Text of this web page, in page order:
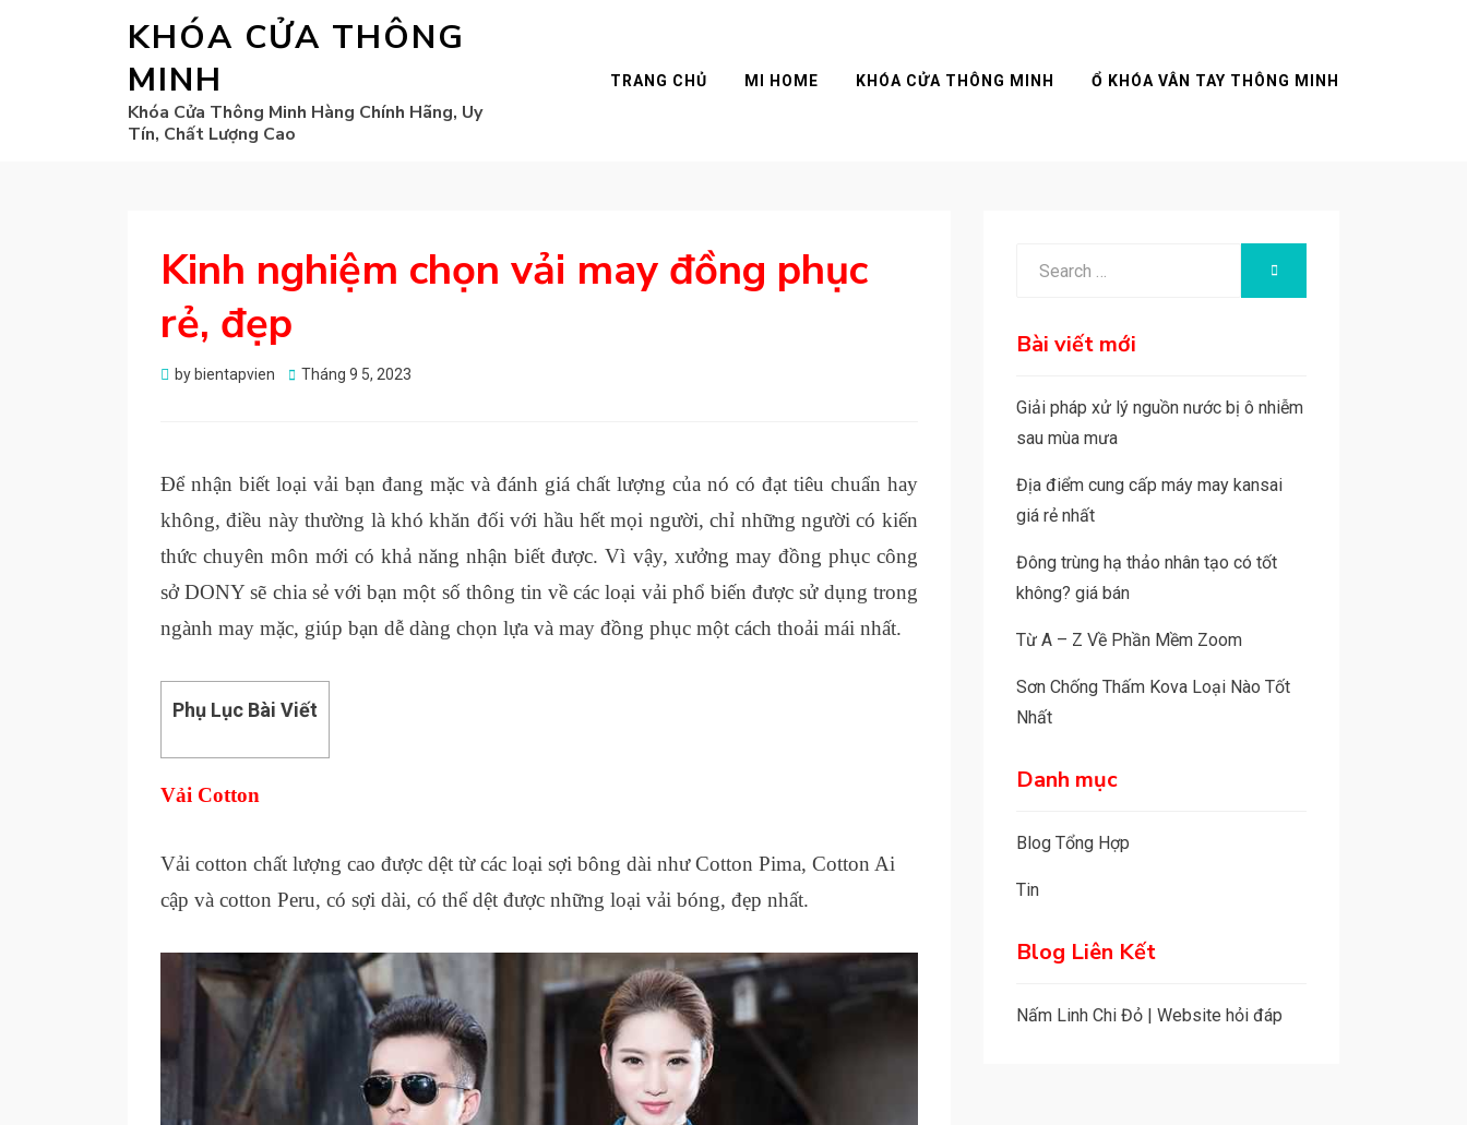
KHÓA CỬA THÔNG
MINH
Khóa Cửa Thông Minh Hàng Chính Hãng, Uy
Tín, Chất Lượng Cao
TRANG CHỦ MI HOME KHÓA CỬA THÔNG MINH Ổ KHÓA VÂN TAY THÔNG MINH
Kinh nghiệm chọn vải may đồng phục
rẻ, đẹp
by bientapvien
Posted
Tháng 9 5, 2023
Để nhận biết loại vải bạn đang mặc và đánh giá chất lượng của nó có đạt tiêu chuẩn hay
không, điều này thường là khó khăn đối với hầu hết mọi người, chỉ những người có kiến
thức chuyên môn mới có khả năng nhận biết được. Vì vậy, xưởng may đồng phục công
sở DONY sẽ chia sẻ với bạn một số thông tin về các loại vải phổ biến được sử dụng trong
ngành may mặc, giúp bạn dễ dàng chọn lựa và may đồng phục một cách thoải mái nhất.
Phụ Lục Bài Viết
Vải Cotton
Vải cotton chất lượng cao được dệt từ các loại sợi bông dài như Cotton Pima, Cotton Ai
cập và cotton Peru, có sợi dài, có thể dệt được những loại vải bóng, đẹp nhất.
SEARCH
Bài viết mới
Giải pháp xử lý nguồn nước bị ô nhiễm
sau mùa mưa
Địa điểm cung cấp máy may kansai
giá rẻ nhất
Đông trùng hạ thảo nhân tạo có tốt
không? giá bán
Từ A – Z Về Phần Mềm Zoom
Sơn Chống Thấm Kova Loại Nào Tốt
Nhất
Danh mục
Blog Tổng Hợp
Tin
Blog Liên Kết
Nấm Linh Chi Đỏ| Website hỏi đáp